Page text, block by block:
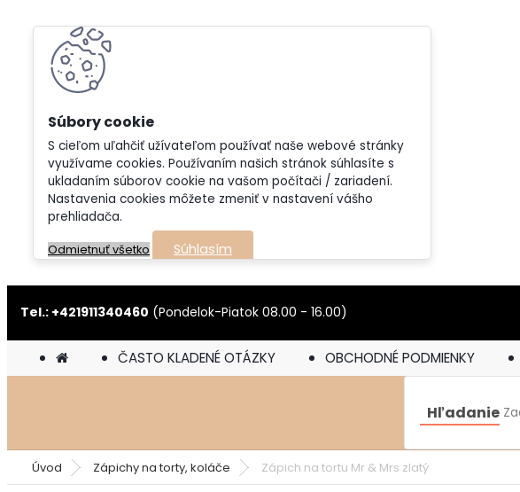
S cieľom uľahčiť užívateľom používať naše webové stránky
využívame cookies. Používaním našich stránok súhlasíte s
ukladaním súborov cookie na vašom počítači / zariadení.
Nastavenia cookies môžete zmeniť v nastavení vášho
prehliadača.
Odmietnuť všetko Súhlasím
Tel.: +421911340460 (Pondelok-Piatok 08.00 - 16.00)
ČASTO KLADENÉ OTÁZKY OBCHODNÉ PODMIENKY
Hľadanie
Úvod Zápichy na torty, koláče Zápich na tortu Mr & Mrs zlatý